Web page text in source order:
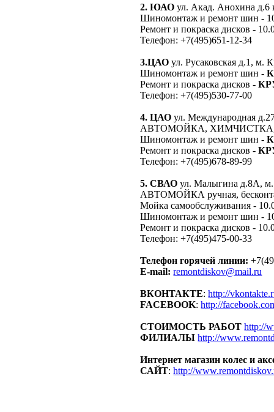
2. ЮАО ул. Акад. Анохина д.6
Шиномонтаж и ремонт шин -
Ремонт и покраска дисков -
Телефон: +7(495)651-12-34
3.ЦАО ул. Русаковская д.1, м.
Шиномонтаж и ремонт шин -
Ремонт и покраска дисков -
Телефон: +7(495)530-77-00
4. ЦАО ул. Международная
АВТОМОЙКА,
Шиномонтаж и ремонт шин -
Ремонт и покраска дисков -
Телефон: +7(495)678-89-99
5. СВАО ул. Малыгина д.8А,
АВТОМОЙКА ручная,
Мойка самообслуживания -
Шиномонтаж и ремонт шин -
Ремонт и покраска дисков -
Телефон: +7(495)475-00-33
Телефон горячей линии:
E-mail: remontdiskov@mail.ru
ВКОНТАКТЕ:http://
FACEBOOK:http://
СТОИМОСТЬ РАБОТ http://
ФИЛИАЛЫ http://
Интернет магазин колес и
САЙТ:http://